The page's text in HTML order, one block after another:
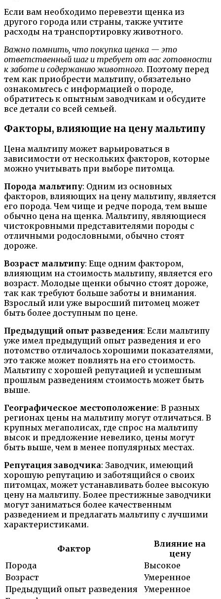
Если вам необходимо перевезти щенка из
другого города или страны, также учтите
расходы на транспортировку животного.
Важно помнить, что покупка щенка — это
ответственный шаг и требует от вас готовности
к заботе и содержанию животного. Поэтому перед
тем как приобрести мальтипу, обязательно
ознакомьтесь с информацией о породе,
обратитесь к опытным заводчикам и обсудите
все детали со всей семьей.
Факторы, влияющие на цену мальтипу
Цена мальтипу может варьироваться в
зависимости от нескольких факторов, которые
можно учитывать при выборе питомца.
Порода мальтипу: Одним из основных
факторов, влияющих на цену мальтипу, является
его порода. Чем чище и редче порода, тем выше
обычно цена на щенка. Мальтипу, являющиеся
чистокровными представителями породы с
отличными родословными, обычно стоят
дороже.
Возраст мальтипу: Еще одним фактором,
влияющим на стоимость мальтипу, является его
возраст. Молодые щенки обычно стоят дороже,
так как требуют больше заботы и внимания.
Взрослый или уже выросший питомец может
быть более доступным по цене.
Предыдущий опыт разведения: Если мальтипу
уже имел предыдущий опыт разведения и его
потомство отличалось хорошими показателями,
это также может повлиять на его стоимость.
Мальтипу с хорошей репутацией и успешным
прошлым разведениям стоимость может быть
выше.
Географическое местоположение: В разных
регионах цены на мальтипу могут отличаться. В
крупных мегаполисах, где спрос на мальтипу
высок и предложение невелико, цены могут
быть выше, чем в менее популярных местах.
Репутация заводчика: Заводчик, имеющий
хорошую репутацию и заботящийся о своих
питомцах, может устанавливать более высокую
цену на мальтипу. Более престижные заводчики
могут заниматься более качественным
разведением и предлагать мальтипу с лучшими
характеристиками.
Фактор
Влияние на
цену
Порода
Высокое
Возраст
Умеренное
Предыдущий опыт разведения
Умеренное